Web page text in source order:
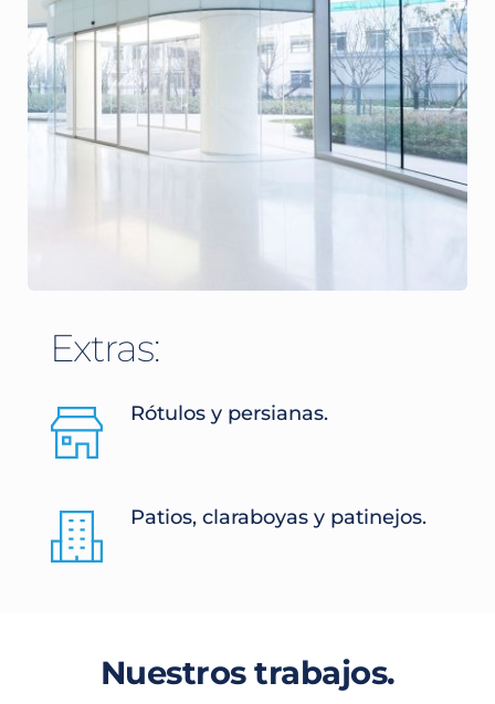
Extras:
Rótulos y persianas.
Patios, claraboyas y patinejos.
Nuestros trabajos.